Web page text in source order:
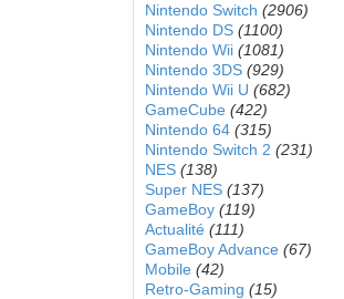
Nintendo Switch (2906)
Nintendo DS (1100)
Nintendo Wii (1081)
Nintendo 3DS (929)
Nintendo Wii U (682)
GameCube (422)
Nintendo 64 (315)
Nintendo Switch 2 (231)
NES (138)
Super NES (137)
GameBoy (119)
Actualité (111)
GameBoy Advance (67)
Mobile (42)
Retro-Gaming (15)